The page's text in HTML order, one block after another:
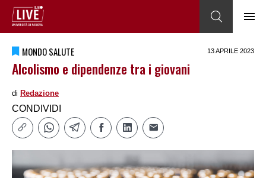
MONDO SALUTE 13 APRILE 2023
Alcolismo e dipendenze tra i giovani
di Redazione
CONDIVIDI